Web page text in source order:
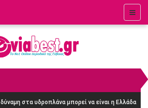
στα υδροπλάνα μπορεί να είναι η Ελλάδα